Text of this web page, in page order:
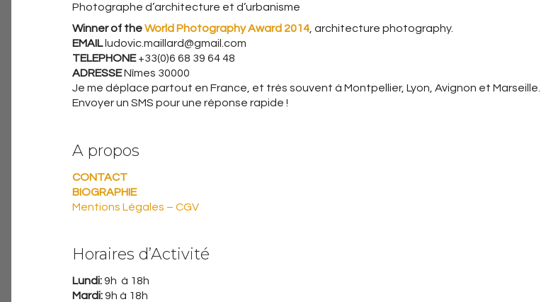
Photographe d’architecture et d’urbanisme
Winner of theWorld Photography Award 2014 , architecture photography.
EMAIL ludovic.maillard@gmail.com
TELEPHONE+33(0)6 68 39 64 48
ADRESSENîmes 30000
Je me déplace partout en France, et très souvent à Montpellier, Lyon, Avignon et Marseille.
Envoyer un SMS pour une réponse rapide !
A propos
CONTACT
BIOGRAPHIE
Mentions Légales – CGV
Horaires d’Activité
Lundi:9h à 18h
Mardi:9h à 18h